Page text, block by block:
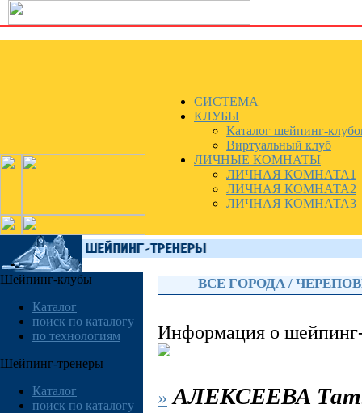
СИСТЕМА
КЛУБЫ
Каталог шейпинг-
Виртуальный клуб
ЛИЧНЫЕ КОМНАТЫ
ЛИЧНАЯ КОМНАТА1
ЛИЧНАЯ КОМНАТА2
ЛИЧНАЯ КОМНАТА3
Шейпинг-клубы
Каталог
поиск по каталогу
по технологиям
Шейпинг-тренеры
Каталог
поиск по каталогу
ВСЕ ГОРОДА /
Информация о
» АЛЕКСЕЕВА